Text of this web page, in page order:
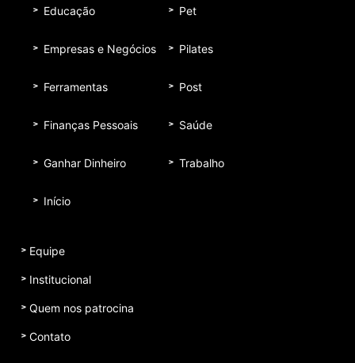
Educação
Empresas e Negócios
Ferramentas
Finanças Pessoais
Ganhar Dinheiro
Início
Pet
Pilates
Post
Saúde
Trabalho
Equipe
Institucional
Quem nos patrocina
Contato